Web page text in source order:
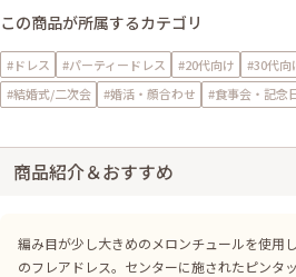
この商品が所属するカテゴリ
#ドレス #パーティードレス #20代向け #30代向
#結婚式/二次会
#婚活・顔合わせ #食事会・記念
商品紹介＆おすすめ
編み目が少し大きめのメロンチュールを使用
のフレアドレス。センターに施されたピンタ